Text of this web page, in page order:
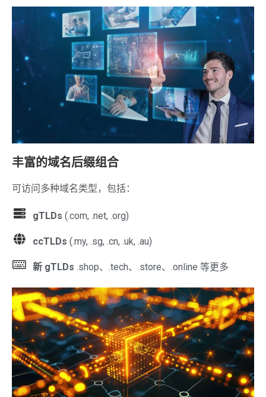
丰富的域名后缀组合
可访问多种域名类型，包括：
gTLDs (.com, .net, .org)
ccTLDs (.my, .sg, .cn, .uk, .au)
新 gTLDs .shop、.tech、.store、.online 等更多